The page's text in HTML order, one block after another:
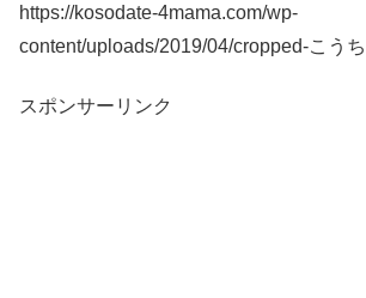
https://kosodate-4mama.com/wp-
content/uploads/2019/04/cropped-こう
スポンサーリンク